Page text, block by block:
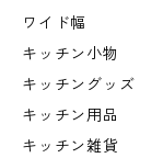
ワイド幅
キッチン小物
キッチングッズ
キッチン用品
キッチン雑貨